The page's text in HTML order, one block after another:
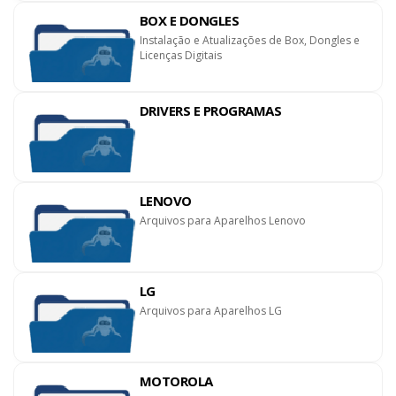
BOX E DONGLES
Instalação e Atualizações de Box, Dongles e
Licenças Digitais
DRIVERS E PROGRAMAS
LENOVO
Arquivos para Aparelhos Lenovo
LG
Arquivos para Aparelhos LG
MOTOROLA